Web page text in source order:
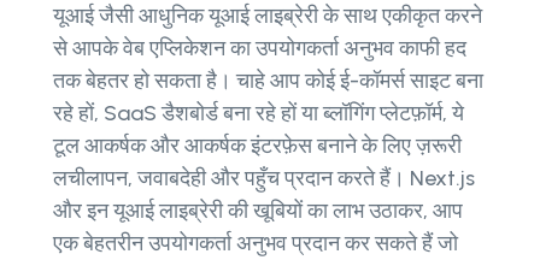
यूआई जैसी आधुनिक यूआई लाइब्रेरी के साथ एकीकृत करने
से आपके वेब एप्लिकेशन का उपयोगकर्ता अनुभव काफी हद
तक बेहतर हो सकता है। चाहे आप कोई ई-कॉमर्स साइट बना
रहे हों, SaaS डैशबोर्ड बना रहे हों या ब्लॉगिंग प्लेटफ़ॉर्म, ये
टूल आकर्षक और आकर्षक इंटरफ़ेस बनाने के लिए ज़रूरी
लचीलापन, जवाबदेही और पहुँच प्रदान करते हैं। Next.js
और इन यूआई लाइब्रेरी की खूबियों का लाभ उठाकर, आप
एक बेहतरीन उपयोगकर्ता अनुभव प्रदान कर सकते हैं जो